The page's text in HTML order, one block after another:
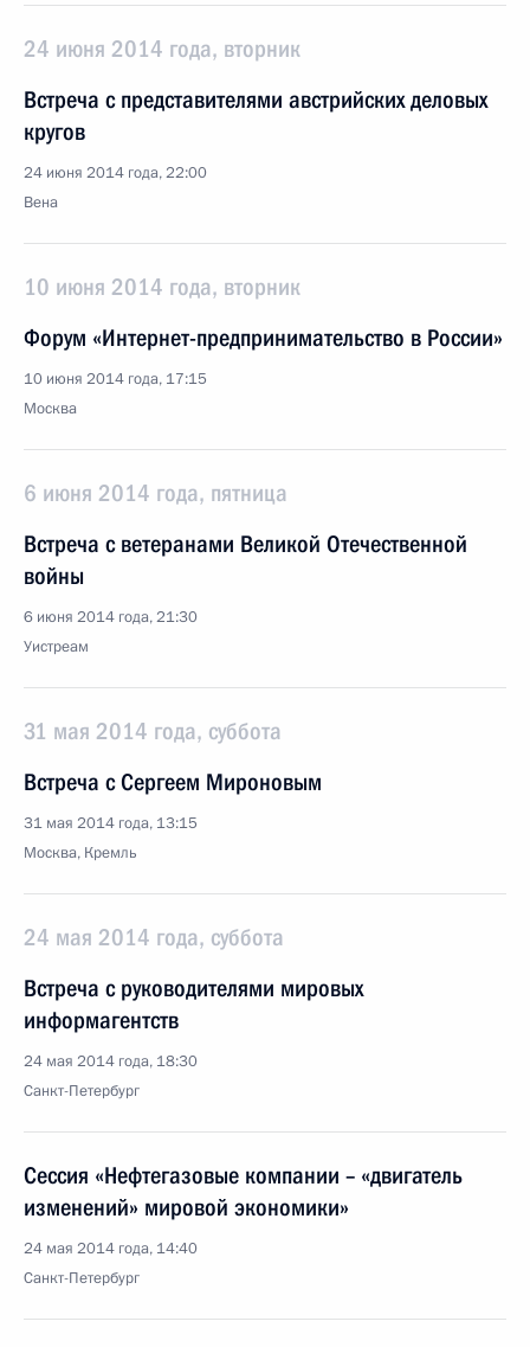
24 июня 2014 года, вторник
Встреча с представителями австрийских деловых
кругов
24 июня 2014 года, 22:00
Вена
10 июня 2014 года, вторник
Форум «Интернет-предпринимательство в России»
10 июня 2014 года, 17:15
Москва
6 июня 2014 года, пятница
Встреча с ветеранами Великой Отечественной
войны
6 июня 2014 года, 21:30
Уистреам
31 мая 2014 года, суббота
Встреча с Сергеем Мироновым
31 мая 2014 года, 13:15
Москва, Кремль
24 мая 2014 года, суббота
Встреча с руководителями мировых
информагентств
24 мая 2014 года, 18:30
Санкт-Петербург
Сессия «Нефтегазовые компании – «двигатель
изменений» мировой экономики»
24 мая 2014 года, 14:40
Санкт-Петербург